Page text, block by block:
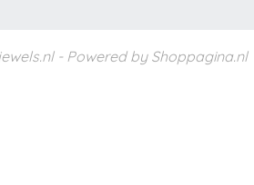
- Powered by Shoppagina.nl